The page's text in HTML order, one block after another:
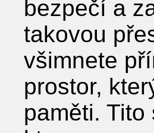
bezpečí a
takovou
všimnete
prostor,
paměti.